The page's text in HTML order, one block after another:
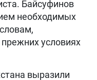
Байсуфинов
необходимых
условиях
выразили